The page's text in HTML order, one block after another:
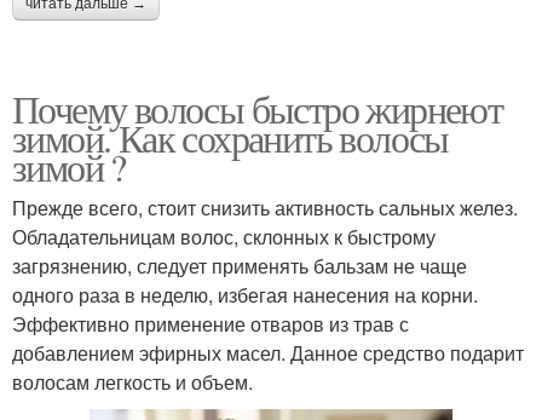
Почему волосы быстро жирнеют
зимой. Как сохранить волосы
зимой ?
Прежде всего, стоит снизить активность сальных желез.
Обладательницам волос, склонных к быстрому
загрязнению, следует применять бальзам не чаще
одного раза в неделю, избегая нанесения на корни.
Эффективно применение отваров из трав с
добавлением эфирных масел. Данное средство подарит
волосам легкость и объем.